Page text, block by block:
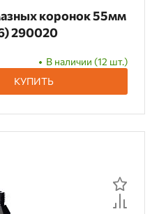
коронок 55мм
290020
В наличии (12 шт.)
КУПИТЬ